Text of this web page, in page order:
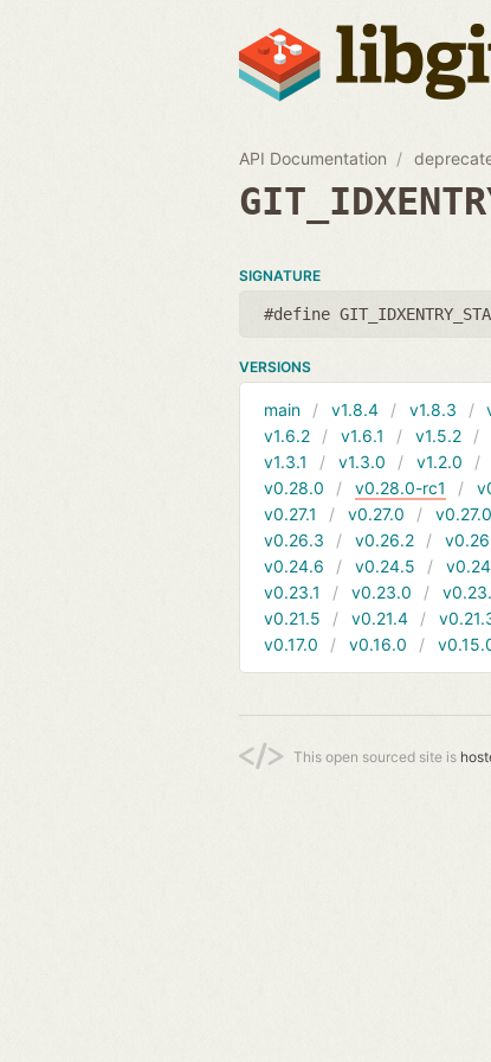
API Documentation
SIGNATURE
#define
VERSIONS
main v1.8.4 v1.8.3
v1.6.2
v1.6.1 v1.5.2
v1.3.1
v1.3.0 v1.2.0
v0.28.0
v0.28.0-rc1
v0.27.1
v0.27.0
v0.26.3
v0.26.2
v0.24.6
v0.24.5
v0.23.1
v0.23.0
v0.21.5
v0.21.4
v0.17.0
v0.16.0
This open sourced site is